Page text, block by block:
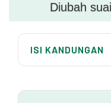
Diubah
ISI KANDUNGAN